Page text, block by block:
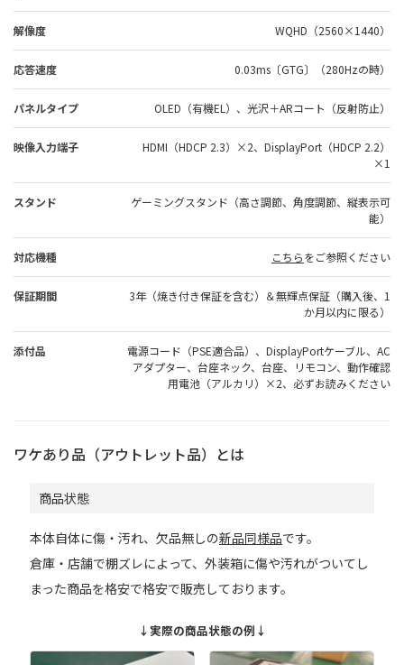
解像度 WQHD（2560×1440）
応答速度 0.03ms〔GTG〕（280Hzの時）
パネルタイプ OLED（有機EL）、光沢＋ARコート（反射防止）
映像入力端子
HDMI（HDCP 2.3）×2、DisplayPort（HDCP 2.2）
×1
スタンド
ゲーミングスタンド（高さ調節、角度調節、縦表示可
能）
対応機種 こちらをご参照ください
保証期間
3年（焼き付き保証を含む）＆無輝点保証（購入後、1
か月以内に限る）
添付品
電源コード（PSE適合品）、DisplayPortケーブル、AC
アダプター、台座ネック、台座、リモコン、動作確認
用電池（アルカリ）×2、必ずお読みください
ワケあり品（アウトレット品）とは
商品状態
本体自体に傷・汚れ、欠品無しの新品同様品です。
倉庫・店舗で棚ズレによって、外装箱に傷や汚れがついてし
まった商品を格安で格安で販売しております。
↓実際の商品状態の例↓